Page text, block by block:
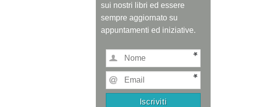
sui nostri libri ed essere
sempre aggiornato su
appuntamenti ed iniziative.